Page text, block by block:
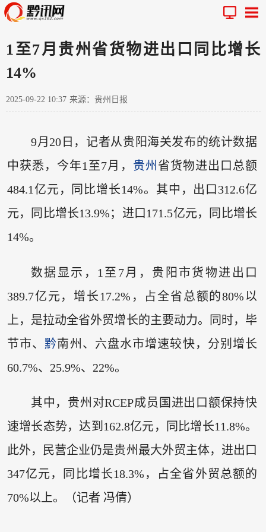
1至7月贵州省货物进出口同比增长
14%
2025-09-22 10:37 来源：贵州日报
9月20日，记者从贵阳海关发布的统计数据
中获悉，今年1至7月， 贵州 省货物进出口总额
484.1亿元，同比增长14%。其中，出口312.6亿
元，同比增长13.9%；进口171.5亿元，同比增长
14%。
数据显示，1至7月，贵阳市货物进出口
389.7亿元，增长17.2%，占全省总额的80%以
上，是拉动全省外贸增长的主要动力。同时，毕
节市、 黔南州、六盘水市增速较快，分别增长
60.7%、25.9%、22%。
其中，贵州对RCEP成员国进出口额保持快
速增长态势，达到162.8亿元，同比增长11.8%。
此外，民营企业仍是贵州最大外贸主体，进出口
347亿元，同比增长18.3%，占全省外贸总额的
70%以上。（记者 冯倩）